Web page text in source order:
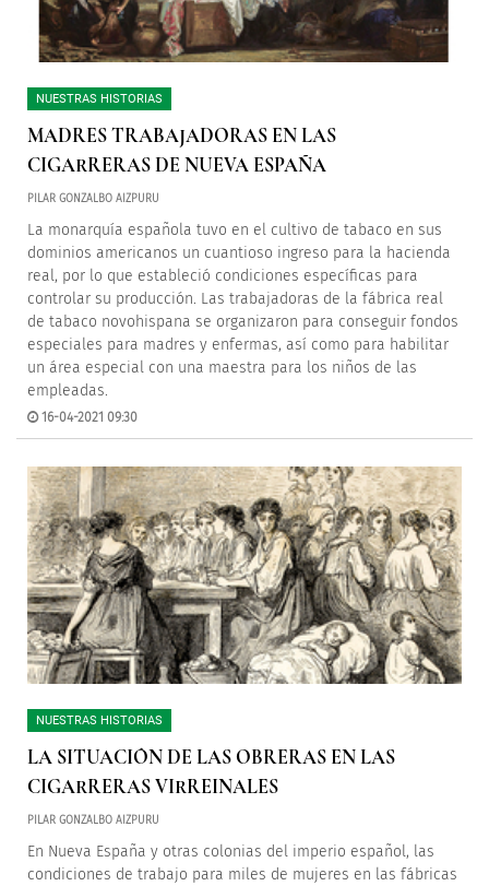
NUESTRAS HISTORIAS
MADRES TRABAJADORAS EN LAS
CIGARRERAS DE NUEVA ESPAÑA
PILAR GONZALBO AIZPURU
La monarquía española tuvo en el cultivo de tabaco en sus
dominios americanos un cuantioso ingreso para la hacienda
real, por lo que estableció condiciones específicas para
controlar su producción. Las trabajadoras de la fábrica real
de tabaco novohispana se organizaron para conseguir fondos
especiales para madres y enfermas, así como para habilitar
un área especial con una maestra para los niños de las
empleadas.
16-04-2021 09:30
NUESTRAS HISTORIAS
LA SITUACIÓN DE LAS OBRERAS EN LAS
CIGARRERAS VIRREINALES
PILAR GONZALBO AIZPURU
En Nueva España y otras colonias del imperio español, las
condiciones de trabajo para miles de mujeres en las fábricas